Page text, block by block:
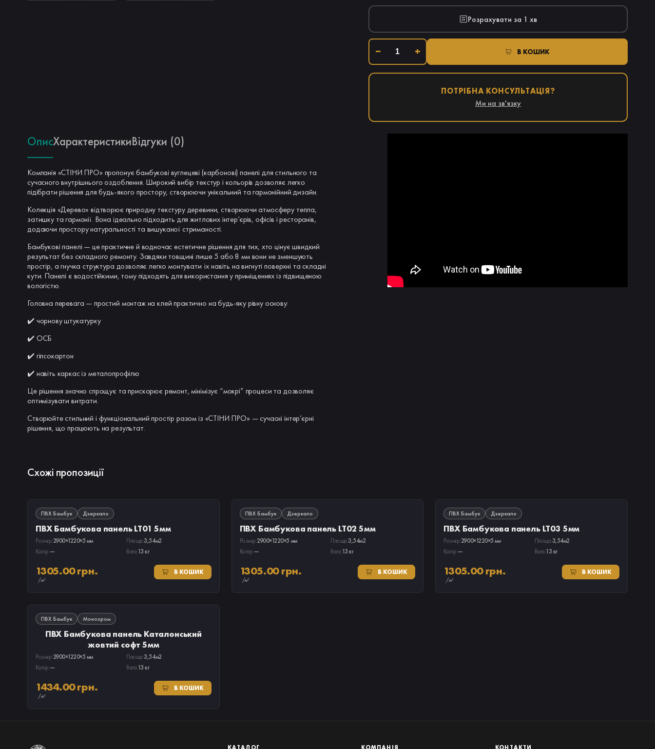
Розрахувати за 1 хв
− + В КОШИК
ПОТРІБНА КОНСУЛЬТАЦІЯ?
Ми на зв'язку
ОписХарактеристикиВідгуки (0)
Компанія «СТІНИ ПРО» пропонує бамбукові вуглецеві (карбонові) панелі для стильного та
сучасного внутрішнього оздоблення. Широкий вибір текстур і кольорів дозволяє легко
підібрати рішення для будь-якого простору, створюючи унікальний та гармонійний дизайн.
Колекція «Дерево» відтворює природну текстуру деревини, створюючи атмосферу тепла,
затишку та гармонії. Вона ідеально підходить для житлових інтер’єрів, офісів і ресторанів,
додаючи простору натуральності та вишуканої стриманості.
Бамбукові панелі — це практичне й водночас естетичне рішення для тих, хто цінує швидкий
результат без складного ремонту. Завдяки товщині лише 5 або 8 мм вони не зменшують
простір, а гнучка структура дозволяє легко монтувати їх навіть на вигнуті поверхні та складні
кути. Панелі є водостійкими, тому підходять для використання у приміщеннях із підвищеною
вологістю.
Головна перевага — простий монтаж на клей практично на будь-яку рівну основу:
✔️ чорнову штукатурку
✔️ ОСБ
✔️ гіпсокартон
✔️ навіть каркас із металопрофілю
Це рішення значно спрощує та прискорює ремонт, мінімізує “мокрі” процеси та дозволяє
оптимізувати витрати.
Створюйте стильний і функціональний простір разом із «СТІНИ ПРО» — сучасні інтер’єрні
рішення, що працюють на результат.
Схожі пропозиції
В НАЯВНОСТІ
ПВХ Бамбук Дзеркало
ПВХ Бамбукова панель LT01 5мм
Розмір:2900×1220×5 мм Площа:3,54м2
Колір:— Вага:13 кг
1305.00 грн.
/м²
В КОШИК
В НАЯВНОСТІ
ПВХ Бамбук Дзеркало
ПВХ Бамбукова панель LT02 5мм
Розмір:2900×1220×5 мм Площа:3,54м2
Колір:— Вага:13 кг
1305.00 грн.
/м²
В КОШИК
В НАЯВНОСТІ
ПВХ Бамбук Дзеркало
ПВХ Бамбукова панель LT03 5мм
Розмір:2900×1220×5 мм Площа:3,54м2
Колір:— Вага:13 кг
1305.00 грн.
/м²
В КОШИК
В НАЯВНОСТІ
ПВХ Бамбук Монохром
ПВХ Бамбукова панель Каталонський
жовтий софт 5мм
Розмір:2900×1220×5 мм Площа:3,54м2
Колір:— Вага:13 кг
1434.00 грн.
/м²
В КОШИК